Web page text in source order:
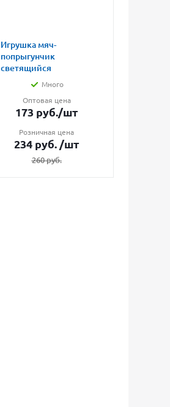
Игрушка мяч-
попрыгунчик
светящийся
Много
Оптовая цена
173 руб./шт
Розничная цена
234 руб. /шт
260руб.